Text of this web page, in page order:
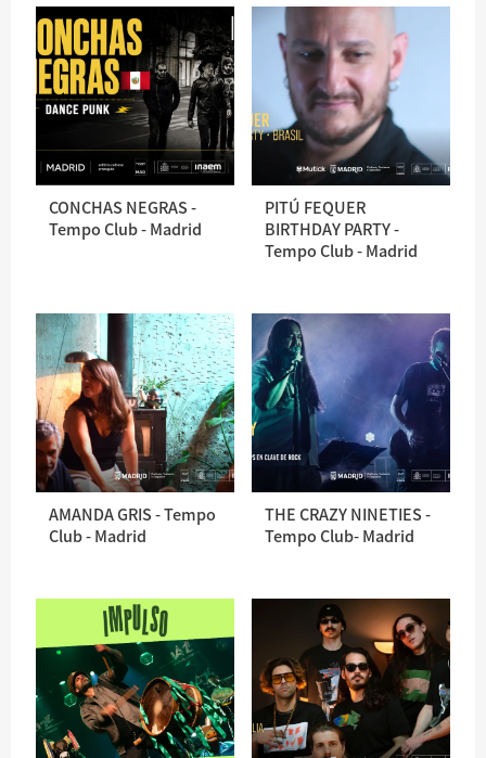
CONCHAS NEGRAS -
Tempo Club - Madrid
PITÚ FEQUER
BIRTHDAY PARTY -
Tempo Club - Madrid
AMANDA GRIS - Tempo
Club - Madrid
THE CRAZY NINETIES -
Tempo Club- Madrid